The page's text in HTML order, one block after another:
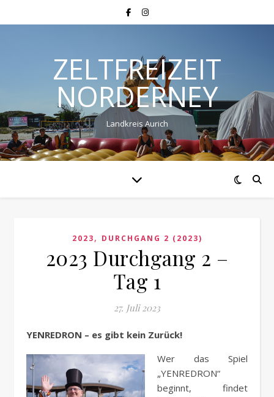
ZELTFREIZEIT
NORDERNEY
Landkreis Aurich
2023, DURCHGANG 2 (2023)
2023 Durchgang 2 –
Tag 1
27. Juli 2023
YENREDRON – es gibt kein Zurück!
Wer das Spiel
„YENREDRON“
beginnt, findet